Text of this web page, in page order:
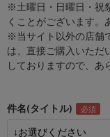
※土曜日・日曜日・祝
くことがございます。
※当サイト以外の店舗
は、直接ご購入いただ
しておりますので、あ
件名(タイトル)